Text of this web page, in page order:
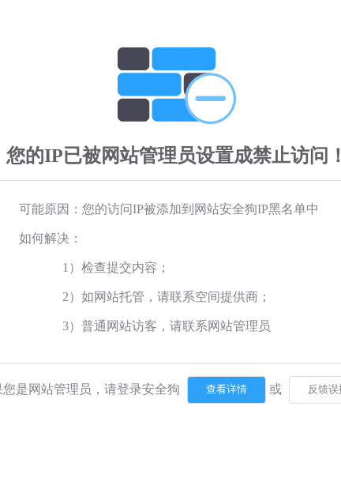
您的IP已被网站管理员设置成禁止访问！
可能原因：您的访问IP被添加到网站安全狗IP黑名单中
如何解决：
1）检查提交内容；
2）如网站托管，请联系空间提供商；
3）普通网站访客，请联系网站管理员
您是网站管理员，请登录安全狗 或